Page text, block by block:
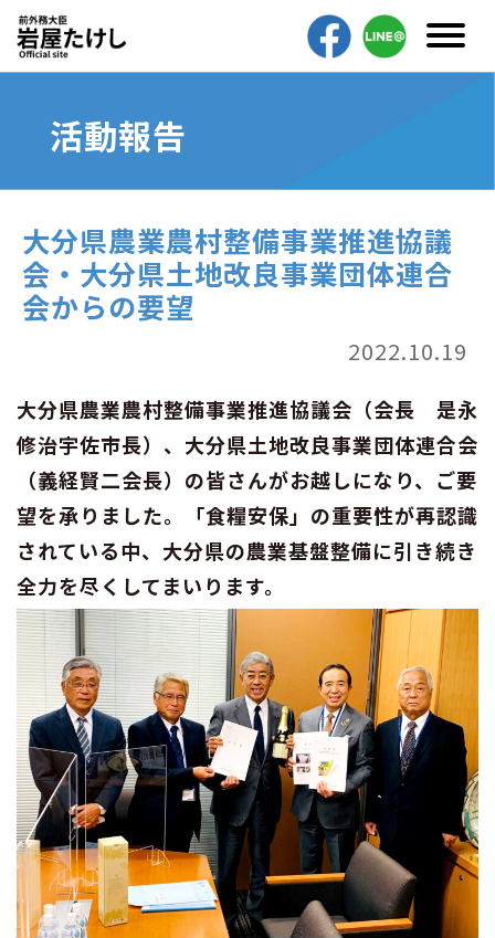
活動報告
大分県農業農村整備事業推進協議
会・大分県土地改良事業団体連合
会からの要望
2022.10.19
大分県農業農村整備事業推進協議会（会長 是永
修治宇佐市長）、大分県土地改良事業団体連合会
（義経賢二会長）の皆さんがお越しになり、ご要
望を承りました。「食糧安保」の重要性が再認識
されている中、大分県の農業基盤整備に引き続き
全力を尽くしてまいります。